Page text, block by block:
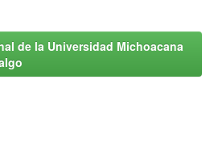
de la Universidad Michoacana